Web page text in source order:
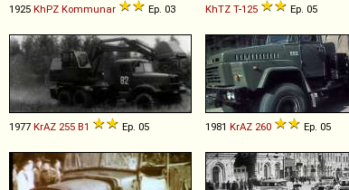
1925 KhPZ Kommunar Ep. 03 KhTZ T-125 Ep. 05
1977 KrAZ 255 B1 Ep. 05 1981 KrAZ 260 Ep. 05